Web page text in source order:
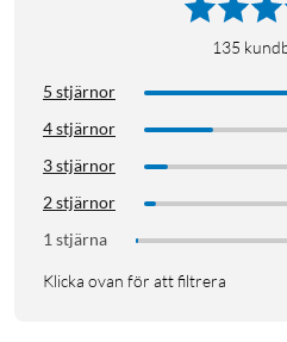
135
5 stjärnor
4 stjärnor
3 stjärnor
2 stjärnor
1 stjärna
Klicka ovan för att filtrera